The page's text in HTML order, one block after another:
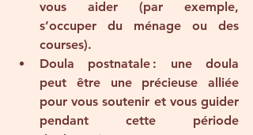
vous aider (par exemple,
s’occuper du ménage ou des
courses).
Doula postnatale : une doula
peut être une précieuse alliée
pour vous soutenir et vous guider
pendant cette période